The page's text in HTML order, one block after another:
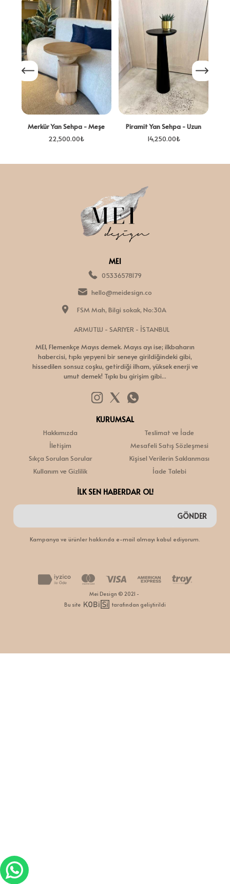
Merkür Yan Sehpa - Meşe
22,500.00₺
Piramit Yan Sehpa - Uzun
14,250.00₺
MEI
05336578179
hello@meidesign.co
FSM Mah, Bilgi sokak, No:30A
ARMUTLU - SARIYER - İSTANBUL
MEI, Flemenkçe Mayıs demek. Mayıs ayı ise; ilkbaharın
habercisi, tıpkı yepyeni bir seneye girildiğindeki gibi,
hissedilen sonsuz coşku, getirdiği ilham, yüksek enerji ve
umut demek! Tıpkı bu girişim gibi...
KURUMSAL
Hakkımızda
İletişim
Sıkça Sorulan Sorular
Kullanım ve Gizlilik
Teslimat ve İade
Mesafeli Satış Sözleşmesi
Kişisel Verilerin Saklanması
İade Talebi
İLK SEN HABERDAR OL!
GÖNDER
Kampanya ve ürünler hakkında e-mail almayı kabul ediyorum.
Mei Design © 2021 -
Bu site
tarafından geliştirildi